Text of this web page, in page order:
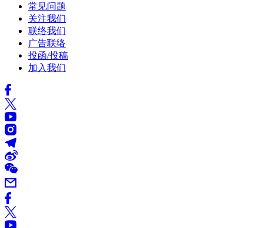
常见问题
关注我们
联络我们
广告联络
投函/投稿
加入我们